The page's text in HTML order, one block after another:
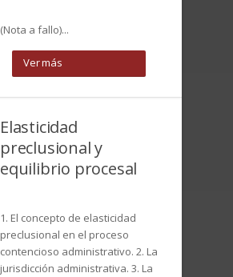
(Nota a fallo)...
Ver más
Elasticidad
preclusional y
equilibrio procesal
1. El concepto de elasticidad
preclusional en el proceso
contencioso administrativo. 2. La
jurisdicción administrativa. 3. La